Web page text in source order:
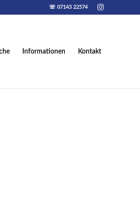
☏ 07143 22574
Informationen Kontakt